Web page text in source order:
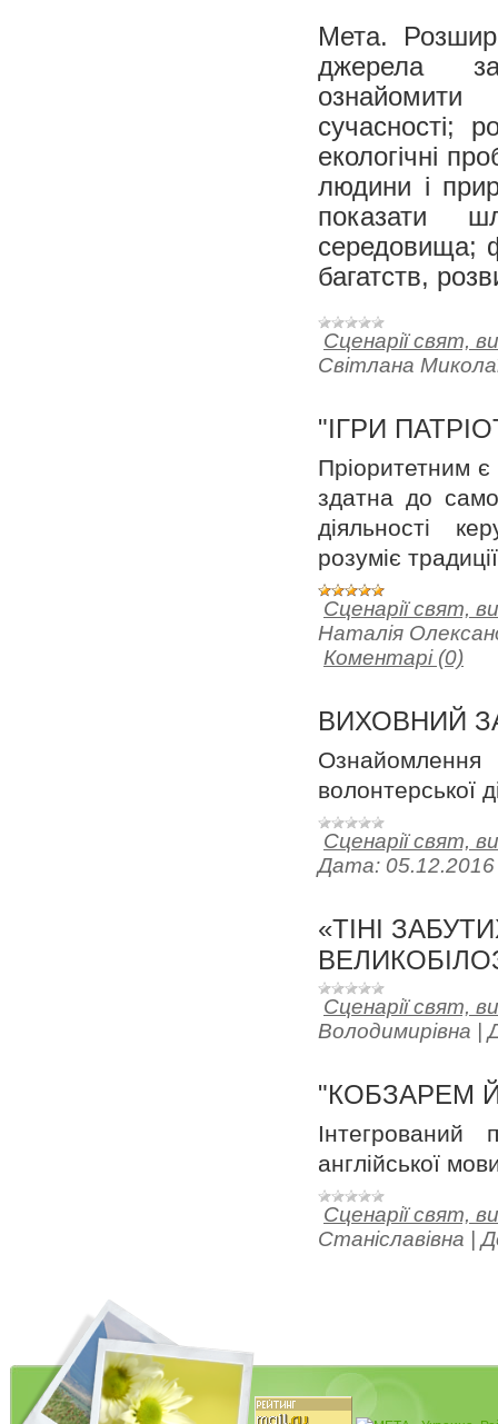
Мета.
джерела
сучасності;
екологічні
людини і
показати
середовища;
багатств,
Сценарії свят,
Світлана
"ІГРИ
Пріоритетним є
здатна до
діяльності
розуміє
Сценарії свят,
Наталія
Коментарі (0)
ВИХОВНИЙ
Ознайомлення
волонтерської
Сценарії свят,
Дата: 05.12.2016
«ТІНІ
Сценарії свят,
Володимирівна |
"КОБЗАРЕМ
Інтегрований
англійської
Сценарії свят,
Станіславівна |